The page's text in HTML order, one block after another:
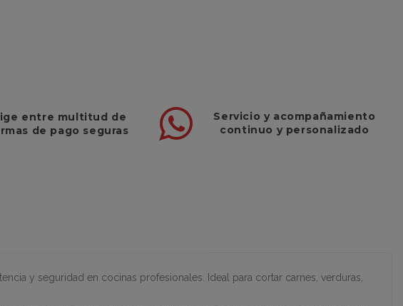
entre multitud de
de pago seguras
Servicio y acompañamiento
continuo y personalizado
y seguridad en cocinas profesionales. Ideal para cortar carnes, verduras,